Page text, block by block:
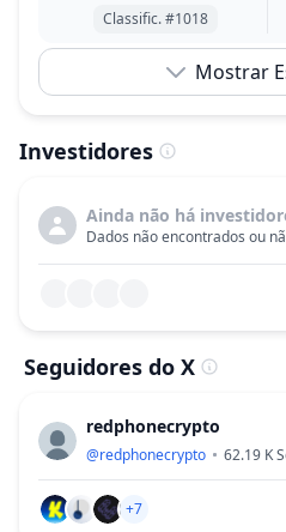
Classific. #1018
Mostrar
Investidores
Ainda não há
Dados não encontrados ou
Seguidores do X
redphonecrypto
@redphonecrypto 62.19 K
+7